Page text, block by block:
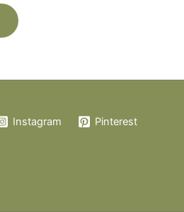
Instagram Pinterest